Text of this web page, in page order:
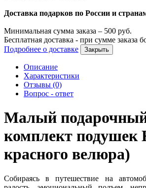
Доставка подарков по России и
Минимальная сумма заказа – 500 руб.
Бесплатная доставка - при сумме заказа
Подробнее о доставке
Закрыть
Описание
Характеристики
Отзывы (0)
Вопрос - ответ
Малый
комплект подушек
красного велюра)
Собираясь в путешествие на